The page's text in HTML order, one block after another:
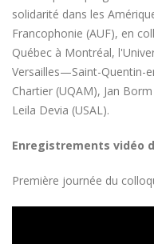
solidarité dans les
Francophonie (AUF), en
Québec à Montréal,
Versailles—Saint-Quentin-
Chartier (UQAM), Jan
Leila Devia (USAL).
Enregistrements vidéo
Première journée du